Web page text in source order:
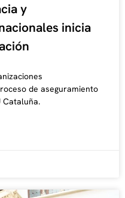
y
inicia
de aseguramiento
Cataluña.